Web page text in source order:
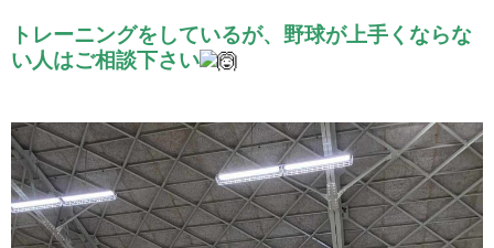
トレーニングをしているが、野球が上手くならな
い人はご相談下さい